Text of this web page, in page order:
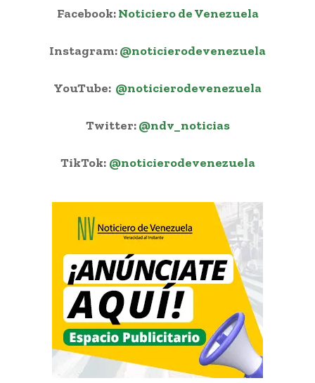
Facebook:Noticiero de Venezuela
Instagram:@noticierodevenezuela
YouTube: @noticierodevenezuela
Twitter:@ndv_noticias
TikTok: @noticierodevenezuela